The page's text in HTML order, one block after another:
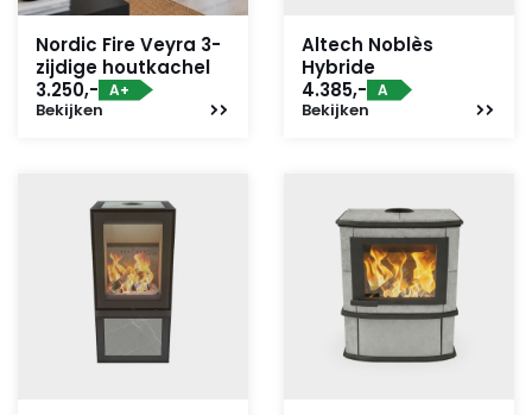
Nordic Fire Veyra 3-
zijdige houtkachel
3.250,- A+
Bekijken
Altech Noblès
Hybride
4.385,- A
Bekijken